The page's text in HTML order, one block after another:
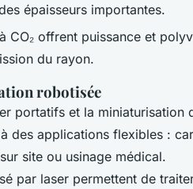
épaisseurs importantes.
CO₂ offrent puissance et
du rayon.
robotisée
portatifs et la miniaturisation
des applications flexibles :
site ou usinage médical.
par laser permettent de